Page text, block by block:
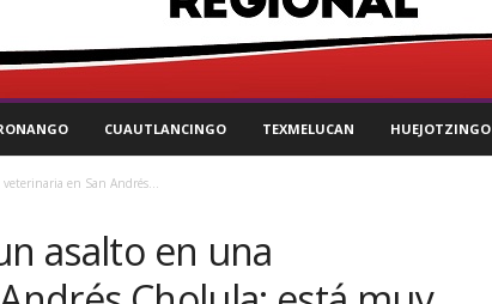
CUAUTLANCINGO TEXMELUCAN HUEJOTZINGO
en San Andrés...
asalto en una